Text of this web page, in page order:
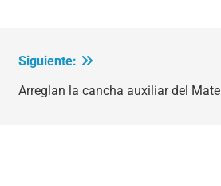
Siguiente:
Arreglan la cancha auxiliar del Mate